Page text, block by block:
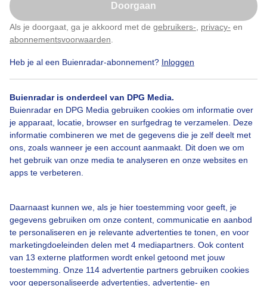
Doorgaan
Als je doorgaat, ga je akkoord met de gebruikers- privacy- en
abonnementsvoorwaarden
Heb je al een Buienradar-abonnement? Inloggen
Buienradar is onderdeel van DPG Media.
Buienradar en DPG Media gebruiken cookies om informatie over
je apparaat, locatie, browser en surfgedrag te verzamelen. Deze
informatie combineren we met de gegevens die je zelf deelt met
ons, zoals wanneer je een account aanmaakt. Dit doen we om
het gebruik van onze media te analyseren en onze websites en
apps te verbeteren.
Daarnaast kunnen we, als je hier toestemming voor geeft, je
gegevens gebruiken om onze content, communicatie en aanbod
te personaliseren en je relevante advertenties te tonen, en voor
marketingdoeleinden delen met 4 mediapartners. Ook content
van 13 externe platformen wordt enkel getoond met jouw
toestemming. Onze 114 advertentie partners gebruiken cookies
voor gepersonaliseerde advertenties, advertentie- en
Over Buienradar
Bedrijfsgegevens
Veelgestelde vragen
Contact
Toegankelijkheid
Buienradar Team
Privacy beleid
Cookie beleid
Privacy instellingen
Klik hierom dit aan te passen